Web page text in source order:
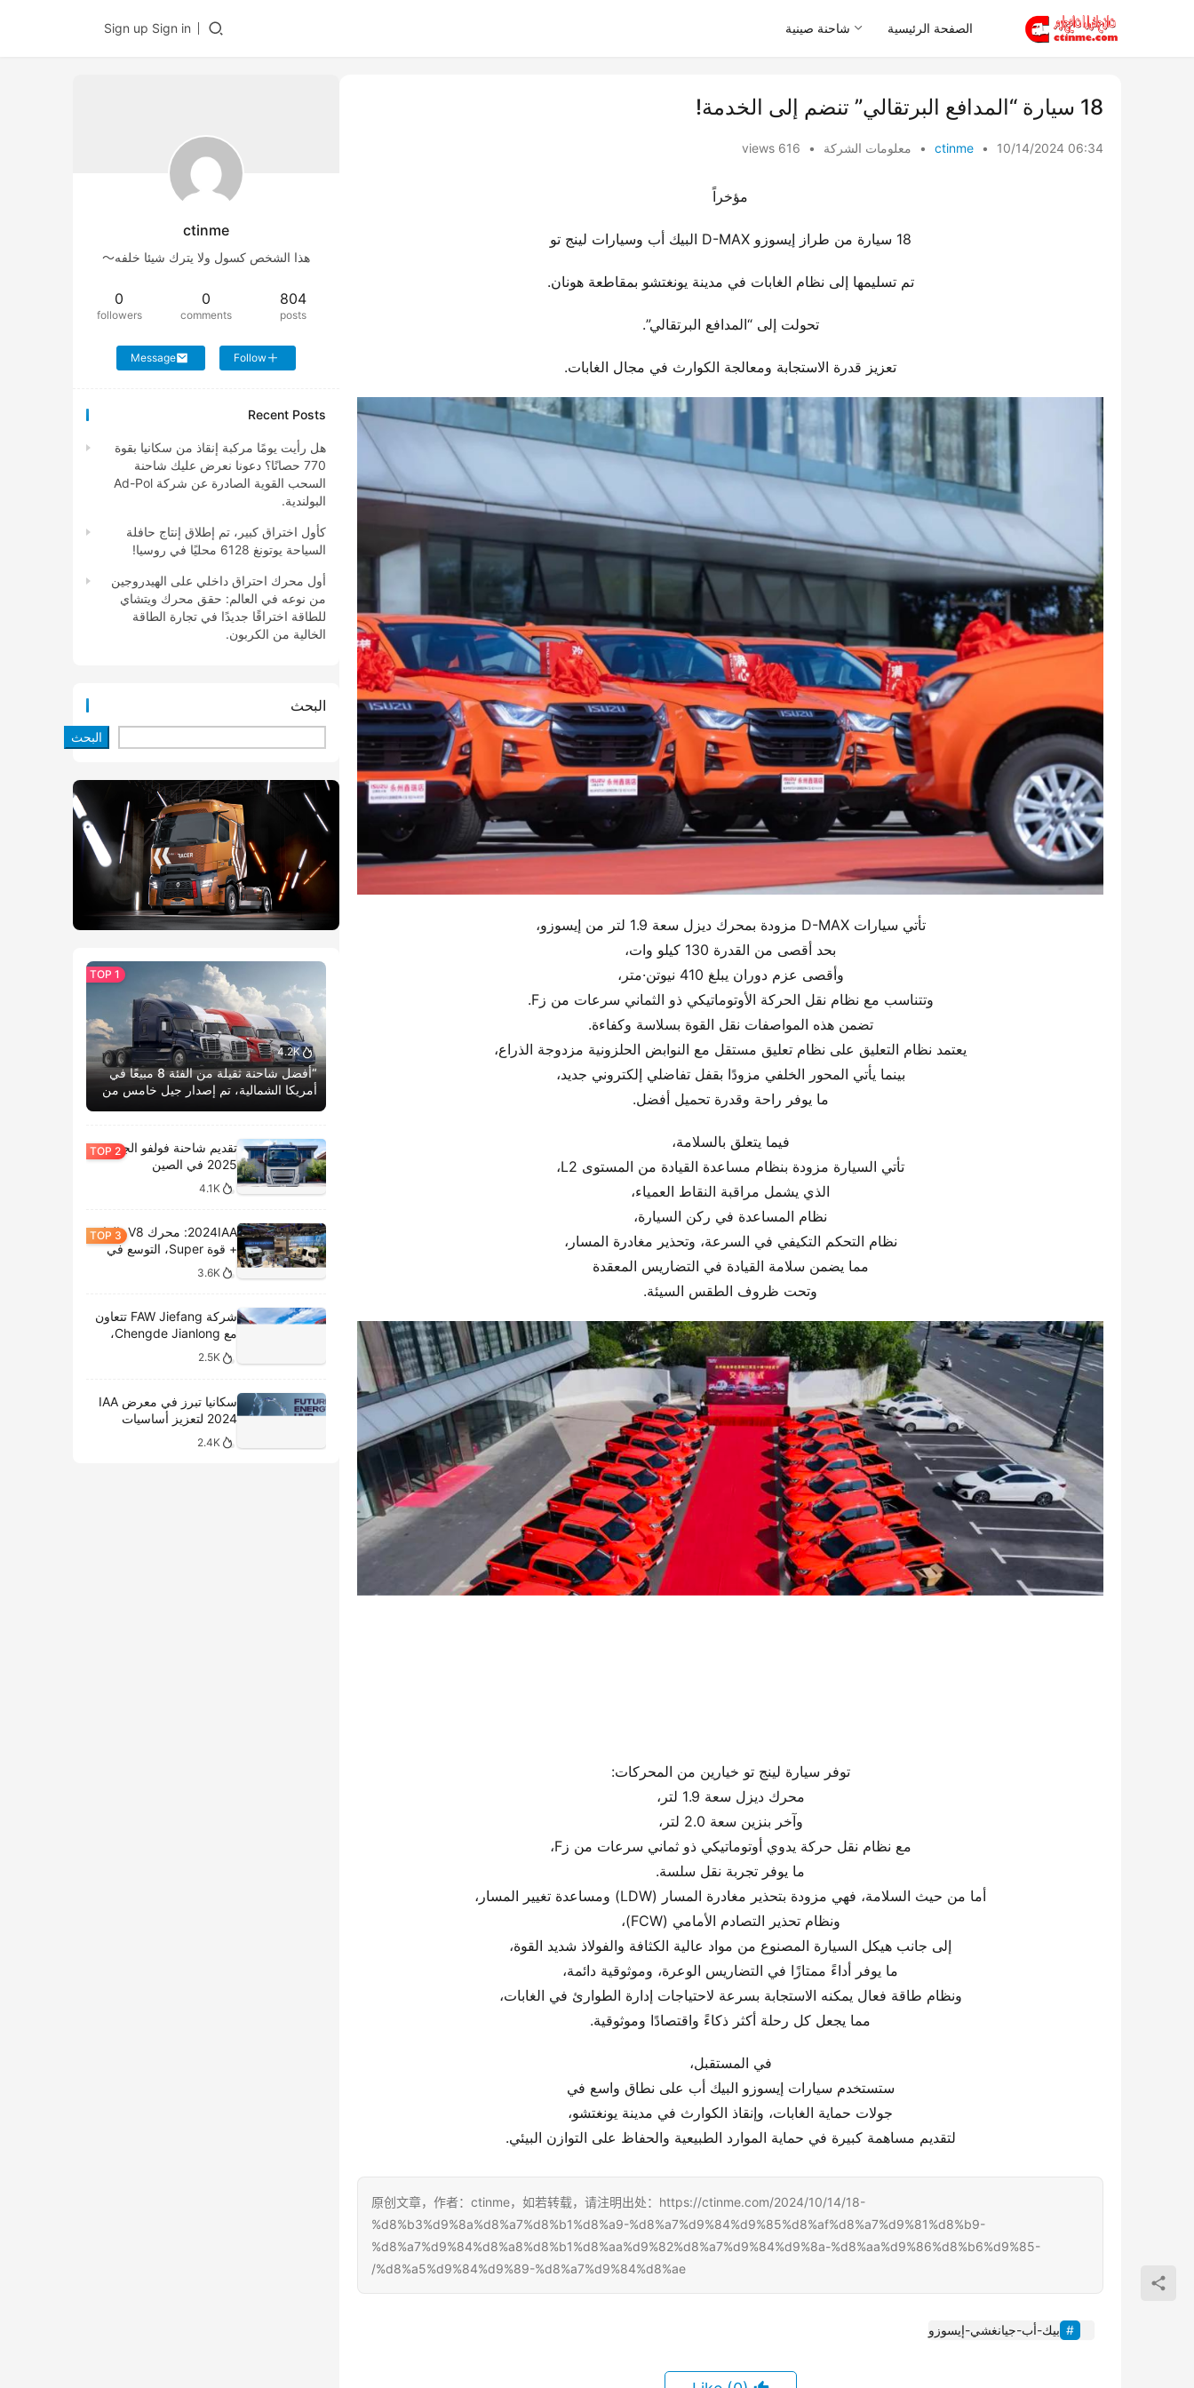
الصفحة الرئيسية شاحنة صينية Sign in
Sign up
18 سيارة “المدافع البرتقالي” تنضم إلى الخدمة!
ctinme • 10/14/2024 06:34
• معلومات الشركة •
616 views
مؤخراً
18 سيارة من طراز إيسوزو D-MAX البيك أب وسيارات لينج تو
تم تسليمها إلى نظام الغابات في مدينة يونغتشو بمقاطعة هونان.
تحولت إلى “المدافع البرتقالي”.
تعزيز قدرة الاستجابة ومعالجة الكوارث في مجال الغابات.
تأتي سيارات D-MAX مزودة بمحرك ديزل سعة 1.9 لتر من إيسوزو،
بحد أقصى من القدرة 130 كيلو وات،
وأقصى عزم دوران يبلغ 410 نيوتن·متر،
وتتناسب مع نظام نقل الحركة الأوتوماتيكي ذو الثماني سرعات من زF.
تضمن هذه المواصفات نقل القوة بسلاسة وكفاءة.
يعتمد نظام التعليق على نظام تعليق مستقل مع النوابض الحلزونية مزدوجة الذراع،
بينما يأتي المحور الخلفي مزودًا بقفل تفاضلي إلكتروني جديد،
ما يوفر راحة وقدرة تحميل أفضل.
فيما يتعلق بالسلامة،
تأتي السيارة مزودة بنظام مساعدة القيادة من المستوى L2،
الذي يشمل مراقبة النقاط العمياء،
نظام المساعدة في ركن السيارة،
نظام التحكم التكيفي في السرعة، وتحذير مغادرة المسار،
مما يضمن سلامة القيادة في التضاريس المعقدة
وتحت ظروف الطقس السيئة.
توفر سيارة لينج تو خيارين من المحركات:
محرك ديزل سعة 1.9 لتر،
وآخر بنزين سعة 2.0 لتر،
مع نظام نقل حركة يدوي أوتوماتيكي ذو ثماني سرعات من زF،
ما يوفر تجربة نقل سلسة.
أما من حيث السلامة، فهي مزودة بتحذير مغادرة المسار (LDW) ومساعدة تغيير المسار،
ونظام تحذير التصادم الأمامي (FCW)،
إلى جانب هيكل السيارة المصنوع من مواد عالية الكثافة والفولاذ شديد القوة،
ما يوفر أداءً ممتازًا في التضاريس الوعرة، وموثوقية دائمة،
ونظام طاقة فعال يمكنه الاستجابة بسرعة لاحتياجات إدارة الطوارئ في الغابات،
مما يجعل كل رحلة أكثر ذكاءً واقتصادًا وموثوقية.
في المستقبل،
ستستخدم سيارات إيسوزو البيك أب على نطاق واسع في
جولات حماية الغابات، وإنقاذ الكوارث في مدينة يونغتشو،
لتقديم مساهمة كبيرة في حماية الموارد الطبيعية والحفاظ على التوازن البيئي.
原创文章，作者：ctinme，如若转载，请注明出处：https://ctinme.com/2024/10/14/18-
%d8%b3%d9%8a%d8%a7%d8%b1%d8%a9-%d8%a7%d9%84%d9%85%d8%af%d8%a7%d9%81%d8%b9-
%d8%a7%d9%84%d8%a8%d8%b1%d8%aa%d9%82%d8%a7%d9%84%d9%8a-%d8%aa%d9%86%d8%b6%d9%85-
%d8%a5%d9%84%d9%89-%d8%a7%d9%84%d8%ae/
بيك-أب-جيانغشي-إيسوزو
ctinme
هذا الشخص كسول ولا يترك شيئا خلفه～
804
posts
0
comments
0
followers
Follow
Message
Recent Posts
هل رأيت يومًا مركبة إنقاذ من سكانيا بقوة
770 حصانًا؟ دعونا نعرض عليك شاحنة
السحب القوية الصادرة عن شركة Ad-Pol
البولندية.
كأول اختراق كبير، تم إطلاق إنتاج حافلة
السياحة يوتونغ 6128 محليًا في روسيا!
أول محرك احتراق داخلي على الهيدروجين
من نوعه في العالم: حقق محرك ويتشاي
للطاقة اختراقًا جديدًا في تجارة الطاقة
الخالية من الكربون.
البحث
البحث
4.2K
“أفضل شاحنة ثقيلة من الفئة 8 مبيعًا في
أمريكا الشمالية، تم إصدار جيل خامس من
تقديم شاحنة فولفو الجديدة
2025 في الصين
4.1K
2024IAA: محرك V8، الغاز
+ قوة Super، التوسع في
الطرازات الكهربائية،
وتحليل المعروضات الداخلية
3.6K
شركة FAW Jiefang تتعاون
مع Chengde Jianlong،
وتكشف النقاب عن تسليم
2.5K
سكانيا تبرز في معرض IAA
2024 لتعزيز أساسيات
النقل المستدام
2.4K